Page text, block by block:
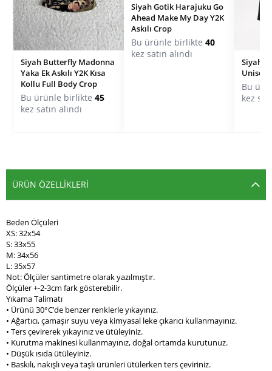
Siyah Butterfly Madonna
Yaka Ek Askılı Y2K Kısa
Kollu Full Body Crop
Bu ürünle birlikte 45
kez satın alındı
Siyah Gotik Harajuku Go
Ahead Make My Day Y2K
Askılı Crop
Bu ürünle birlikte 40
kez satın alındı
Siyah
Unisex
Bu
kez
ÜRÜN ÖZELLIKLERI
Beden Ölçüleri
XS: 32x54
S: 33x55
M: 34x56
L: 35x57
Not: Ölçüler santimetre olarak yazılmıştır.
Ölçüler +-2-3cm fark gösterebilir.
Yıkama Talimatı
• Ürünü 30°C’de benzer renklerle yıkayınız.
• Ağartıcı, çamaşır suyu veya kimyasal leke çıkarıcı kullanmayınız.
• Ters çevirerek yıkayınız ve ütüleyiniz.
• Kurutma makinesi kullanmayınız, doğal ortamda kurutunuz.
• Düşük ısıda ütüleyiniz.
• Baskılı, nakışlı veya taşlı ürünleri ütülerken ters çeviriniz.